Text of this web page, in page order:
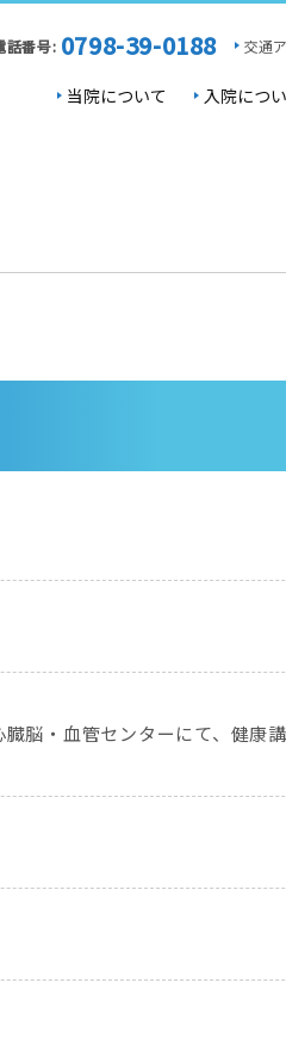
話番号: 0798-39-0188 交通
当院について 入院につ
脳・血管センターにて、健康